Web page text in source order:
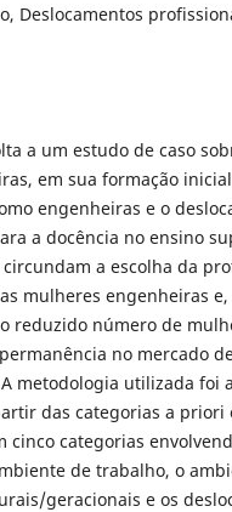
Deslocamentos
a um estudo de caso
em sua formação
engenheiras e o
a docência no ensino
a escolha da
mulheres engenheiras
reduzido número de
no mercado
metodologia utilizada foi
das categorias a priori
cinco categorias
de trabalho, o
geracionais e os